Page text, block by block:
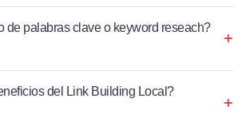
de palabras clave o keyword reseach?
del Link Building Local?